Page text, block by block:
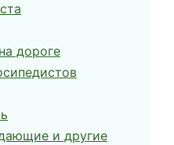
дороге
и другие